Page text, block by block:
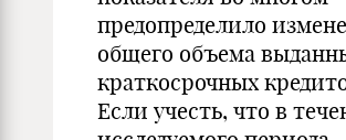
предопределило
общего объема
краткосрочных
Если учесть, что в